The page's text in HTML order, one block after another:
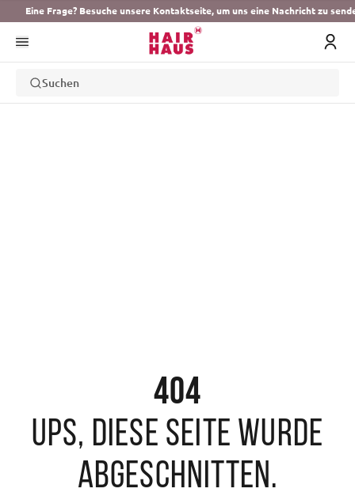
Eine Frage? Besuche unsere Kontaktseite, um uns eine Nachricht zu
Suchen
404
Ups, diese Seite wurde
abgeschnitten.